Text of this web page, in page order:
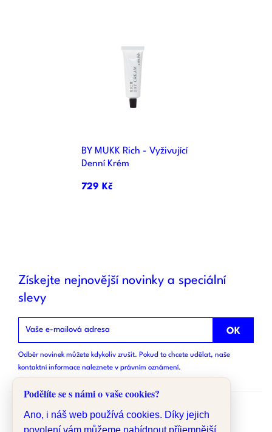
BY MUKK Rich - Vyživující
Denní Krém
729 Kč
Získejte nejnovější novinky a speciální
slevy
Odběr novinek můžete kdykoliv zrušit. Pokud to chcete udělat, naše
kontaktní informace naleznete v právním oznámení.
Podělíte se s námi o vaše cookies?
Ano, i náš web používá cookies. Díky jejich
povolení vám můžeme nabídnout příjemnější